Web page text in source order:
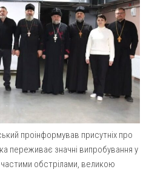
(м. Суми)
Помочі (м. Охтирка)
оо Василіян
монастир сестер Згромадження
Богородиці Сестер Чину
проінформував присутніх про
переживає значні випробування у
частими обстрілами, великою